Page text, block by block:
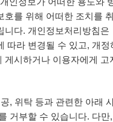
호를 위해 어떠한 조치를
니다. 개인정보처리방침은
따라 변경될 수 있고, 개정
게시하거나 이용자에게 고
, 위탁 등과 관련한 아래
거부할 수 있습니다. 다만,